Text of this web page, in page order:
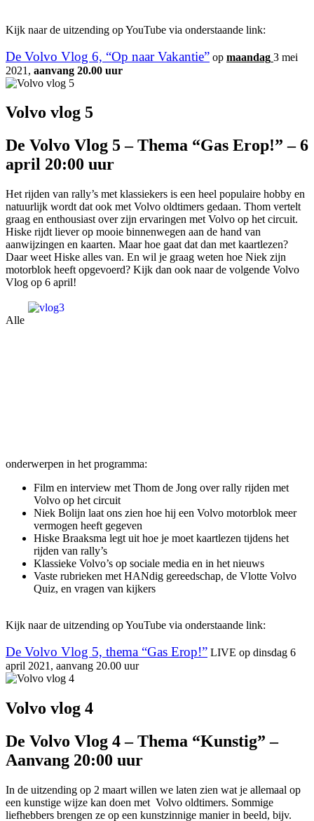
Kijk naar de uitzending op YouTube via onderstaande link:
De Volvo Vlog 6, “Op naar Vakantie” op maandag 3 mei
2021, aanvang 20.00 uur
Volvo vlog 5
De Volvo Vlog 5 – Thema “Gas Erop!” – 6
april 20:00 uur
Het rijden van rally’s met klassiekers is een heel populaire hobby en
natuurlijk wordt dat ook met Volvo oldtimers gedaan. Thom vertelt
graag en enthousiast over zijn ervaringen met Volvo op het circuit.
Hiske rijdt liever op mooie binnenwegen aan de hand van
aanwijzingen en kaarten. Maar hoe gaat dat dan met kaartlezen?
Daar weet Hiske alles van. En wil je graag weten hoe Niek zijn
motorblok heeft opgevoerd? Kijk dan ook naar de volgende Volvo
Vlog op 6 april!
Alle
onderwerpen in het programma:
Film en interview met Thom de Jong over rally rijden met
Volvo op het circuit
Niek Bolijn laat ons zien hoe hij een Volvo motorblok meer
vermogen heeft gegeven
Hiske Braaksma legt uit hoe je moet kaartlezen tijdens het
rijden van rally’s
Klassieke Volvo’s op sociale media en in het nieuws
Vaste rubrieken met HANdig gereedschap, de Vlotte Volvo
Quiz, en vragen van kijkers
Kijk naar de uitzending op YouTube via onderstaande link:
De Volvo Vlog 5, thema “Gas Erop!” LIVE op dinsdag 6
april 2021, aanvang 20.00 uur
Volvo vlog 4
De Volvo Vlog 4 – Thema “Kunstig” –
Aanvang 20:00 uur
In de uitzending op 2 maart willen we laten zien wat je allemaal op
een kunstige wijze kan doen met Volvo oldtimers. Sommige
liefhebbers brengen ze op een kunstzinnige manier in beeld, bijv.